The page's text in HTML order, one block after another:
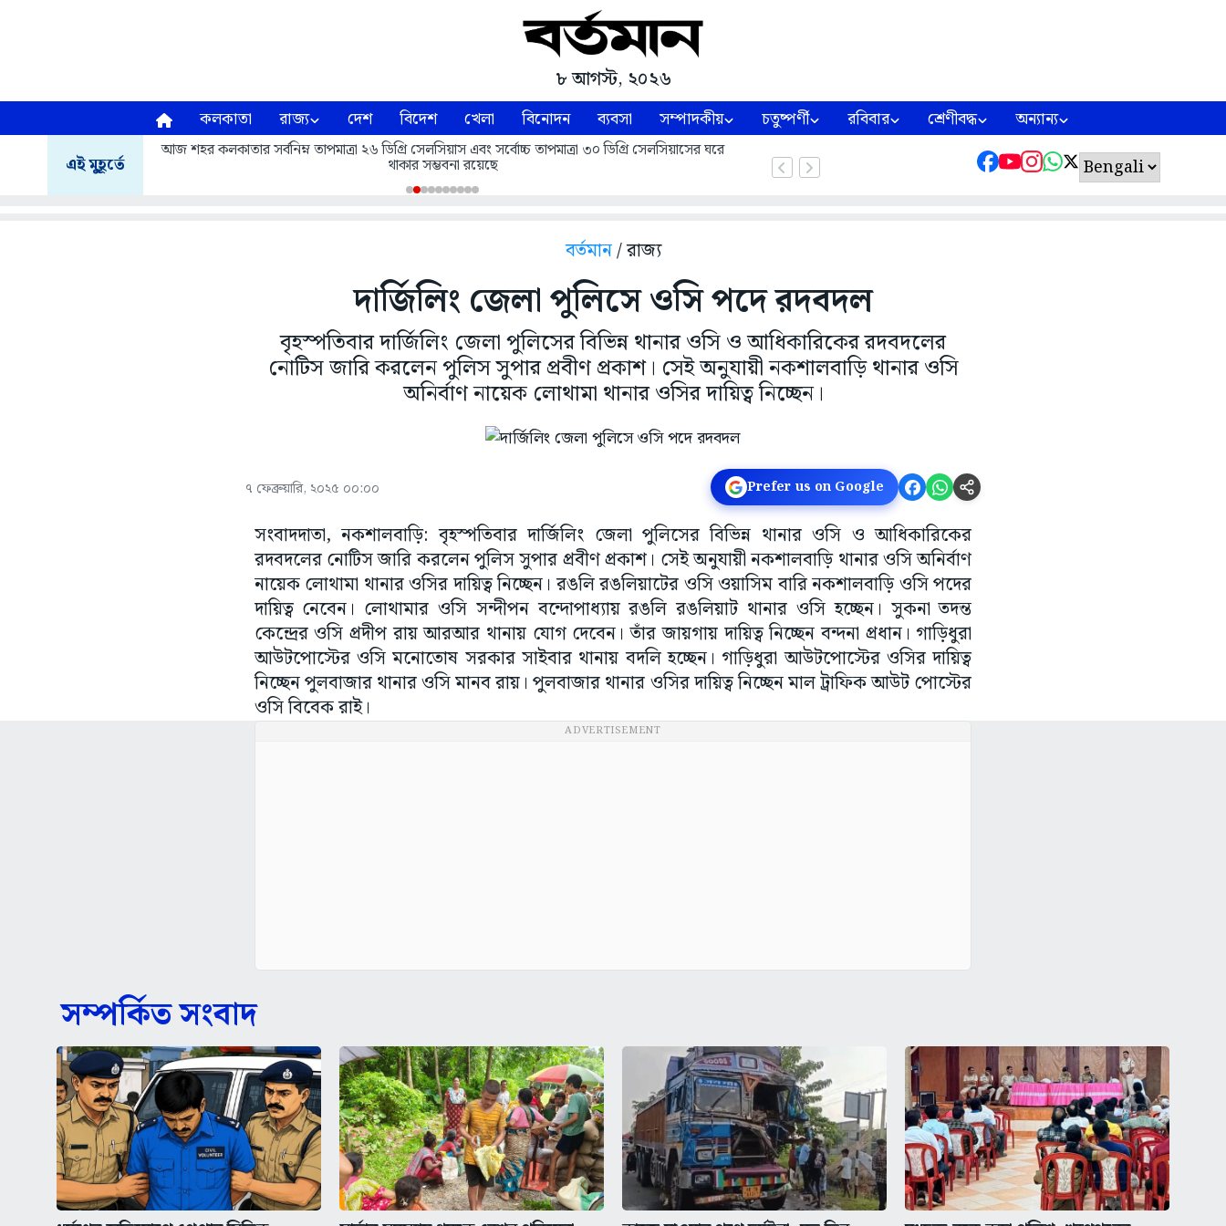
৮ আগস্ট, ২০২৬
কলকাতা রাজ্য দেশ বিদেশ খেলা বিনোদন ব্যবসা সম্পাদকীয় চতুষ্পর্ণী রবিবার শ্রেণীবদ্ধ অন্যান্য
এই মুহূর্তে
আজ শহর কলকাতার সর্বনিম্ন তাপমাত্রা ২৬ ডিগ্রি সেলসিয়াস এবং সর্বোচ্চ তাপমাত্রা ৩০ ডিগ্রি সেলসিয়াসের ঘরে
থাকার সম্ভবনা রয়েছে
বর্তমান/ রাজ্য
দার্জিলিং জেলা পুলিসে ওসি পদে রদবদল
বৃহস্পতিবার দার্জিলিং জেলা পুলিসের বিভিন্ন থানার ওসি ও আধিকারিকের রদবদলের
নোটিস জারি করলেন পুলিস সুপার প্রবীণ প্রকাশ। সেই অনুযায়ী নকশালবাড়ি থানার ওসি
অনির্বাণ নায়েক লোথামা থানার ওসির দায়িত্ব নিচ্ছেন।
৭ ফেব্রুয়ারি, ২০২৫ ০০:০০ Prefer us on Google
সংবাদদাতা, নকশালবাড়ি: বৃহস্পতিবার দার্জিলিং জেলা পুলিসের বিভিন্ন থানার ওসি ও আধিকারিকের
রদবদলের নোটিস জারি করলেন পুলিস সুপার প্রবীণ প্রকাশ। সেই অনুযায়ী নকশালবাড়ি থানার ওসি অনির্বাণ
নায়েক লোথামা থানার ওসির দায়িত্ব নিচ্ছেন। রঙলি রঙলিয়াটের ওসি ওয়াসিম বারি নকশালবাড়ি ওসি পদের
দায়িত্ব নেবেন। লোথামার ওসি সন্দীপন বন্দোপাধ্যায় রঙলি রঙলিয়াট থানার ওসি হচ্ছেন। সুকনা তদন্ত
কেন্দ্রের ওসি প্রদীপ রায় আরআর থানায় যোগ দেবেন। তাঁর জায়গায় দায়িত্ব নিচ্ছেন বন্দনা প্রধান। গাড়িধুরা
আউটপোস্টের ওসি মনোতোষ সরকার সাইবার থানায় বদলি হচ্ছেন। গাড়িধুরা আউটপোস্টের ওসির দায়িত্ব
নিচ্ছেন পুলবাজার থানার ওসি মানব রায়। পুলবাজার থানার ওসির দায়িত্ব নিচ্ছেন মাল ট্রাফিক আউট পোস্টের
ওসি বিবেক রাই।
ADVERTISEMENT
সম্পর্কিত সংবাদ